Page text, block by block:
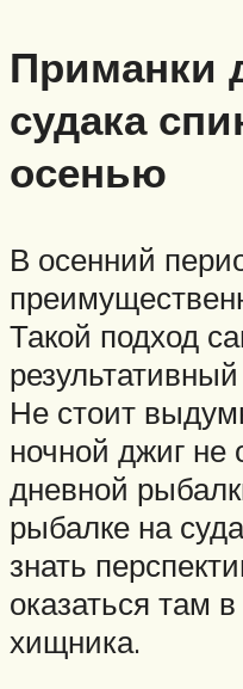
Приманки
судака
осенью
В осенний
Такой подход
Не стоит
ночной джиг не
дневной
рыбалке на
знать
оказаться там
хищника.